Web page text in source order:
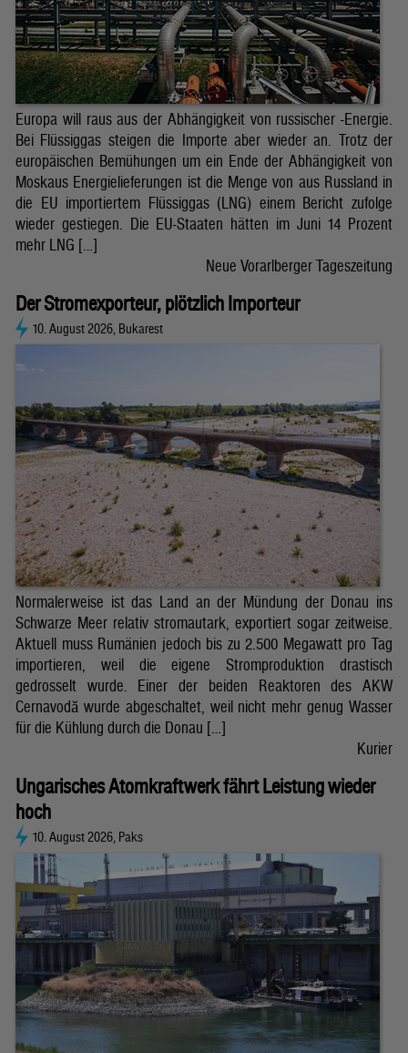
Europa will raus aus der Abhängigkeit von russischer -Energie.
Bei Flüssiggas steigen die Importe aber wieder an. Trotz der
europäischen Bemühungen um ein Ende der Abhängigkeit von
Moskaus Energielieferungen ist die Menge von aus Russland in
die EU importiertem Flüssiggas (LNG) einem Bericht zufolge
wieder gestiegen. Die EU-Staaten hätten im Juni 14 Prozent
mehr LNG […]
Neue Vorarlberger Tageszeitung
Der Stromexporteur, plötzlich Importeur
10. August 2026, Bukarest
Normalerweise ist das Land an der Mündung der Donau ins
Schwarze Meer relativ stromautark, exportiert sogar zeitweise.
Aktuell muss Rumänien jedoch bis zu 2.500 Megawatt pro Tag
importieren, weil die eigene Stromproduktion drastisch
gedrosselt wurde. Einer der beiden Reaktoren des AKW
Cernavodă wurde abgeschaltet, weil nicht mehr genug Wasser
für die Kühlung durch die Donau […]
Kurier
Ungarisches Atomkraftwerk fährt Leistung wieder
hoch
10. August 2026, Paks